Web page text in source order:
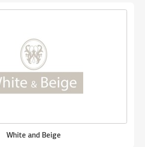
White and Beige